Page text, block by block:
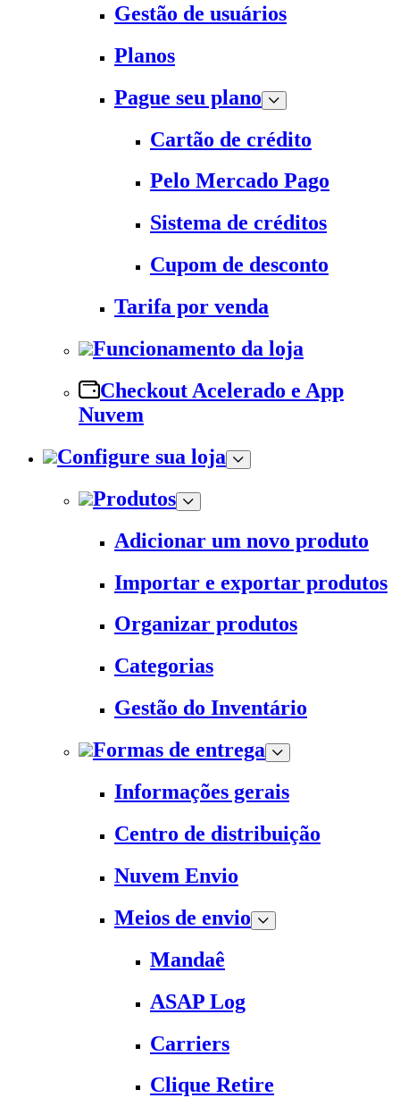
Gestão de usuários
Planos
Pague seu plano
Cartão de crédito
Pelo Mercado Pago
Sistema de créditos
Cupom de desconto
Tarifa por venda
Funcionamento da loja
Checkout Acelerado e App
Nuvem
Configure sua loja
Produtos
Adicionar um novo produto
Importar e exportar produtos
Organizar produtos
Categorias
Gestão do Inventário
Formas de entrega
Informações gerais
Centro de distribuição
Nuvem Envio
Meios de envio
Mandaê
ASAP Log
Carriers
Clique Retire